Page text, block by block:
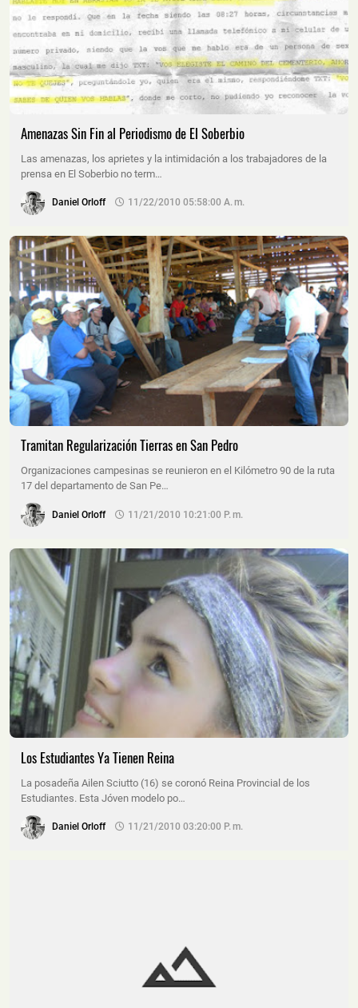
Amenazas Sin Fin al Periodismo de El Soberbio
Las amenazas, los aprietes y la intimidación a los trabajadores de la
prensa en El Soberbio no term…
Daniel Orloff 11/22/2010 05:58:00 A. M.
Tramitan Regularización Tierras en San Pedro
Organizaciones campesinas se reunieron en el Kilómetro 90 de la ruta
17 del departamento de San Pe…
Daniel Orloff 11/21/2010 10:21:00 P. M.
Los Estudiantes Ya Tienen Reina
La posadeña Ailen Sciutto (16) se coronó Reina Provincial de los
Estudiantes. Esta Jóven modelo po…
Daniel Orloff 11/21/2010 03:20:00 P. M.